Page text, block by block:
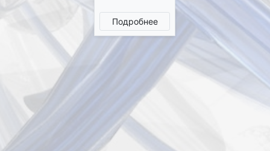
Подробнее